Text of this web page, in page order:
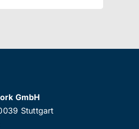
GmbH
Stuttgart